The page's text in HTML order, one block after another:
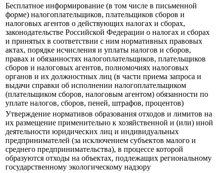
Бесплатное информирование (в том числе в письменной
форме) налогоплательщиков, плательщиков сборов и
налоговых агентов о действующих налогах и сборах,
законодательстве Российской Федерации о налогах и сборах
и принятых в соответствии с ним нормативных правовых
актах, порядке исчисления и уплаты налогов и сборов,
правах и обязанностях налогоплательщиков, плательщиков
сборов и налоговых агентов, полномочиях налоговых
органов и их должностных лиц (в части приема запроса и
выдачи справки об исполнении налогоплательщиком
(плательщиком сборов, налоговым агентом) обязанности по
уплате налогов, сборов, пеней, штрафов, процентов)
Утверждение нормативов образования отходов и лимитов на
их размещение применительно к хозяйственной и (или) иной
деятельности юридических лиц и индивидуальных
предпринимателей (за исключением субъектов малого и
среднего предпринимательства), в процессе которой
образуются отходы на объектах, подлежащих региональному
государственному экологическому надзору